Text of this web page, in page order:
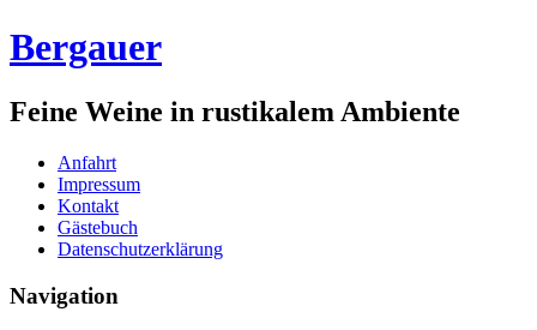
Bergauer
Feine Weine in rustikalem Ambiente
Anfahrt
Impressum
Kontakt
Gästebuch
Datenschutzerklärung
Navigation